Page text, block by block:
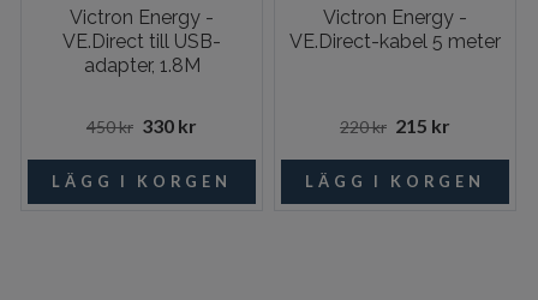
Victron Energy -
VE.Direct till USB-
adapter, 1.8M
450 kr 330 kr
Victron Energy -
VE.Direct-kabel 5 meter
220 kr 215 kr